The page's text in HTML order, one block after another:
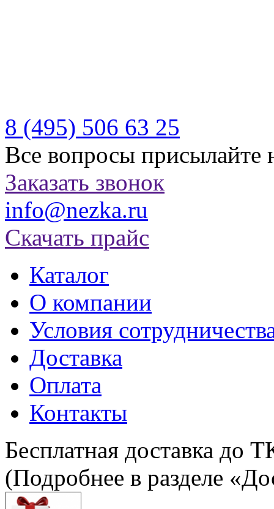
8 (495) 506 63 25
Все вопросы присылайте
Заказать звонок
info@nezka.ru
Скачать прайс
Каталог
О компании
Условия
Доставка
Оплата
Контакты
Бесплатная доставка до
(Подробнее в разделе